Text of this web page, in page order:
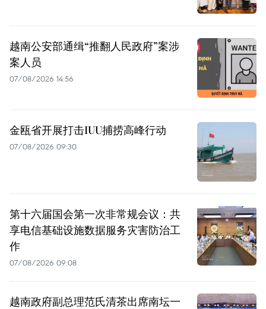
越南公安部通缉“推翻人民政府”案涉
案人员
07/08/2026 14:56
金瓯省开展打击IUU捕捞高峰行动
07/08/2026 09:30
第十六届国会第一次非常规会议：共
享电信基础设施数据服务灾害防治工
作
07/08/2026 09:08
越南政府副总理范氏清茶出席南坛一